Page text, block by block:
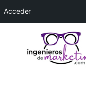
Acceder